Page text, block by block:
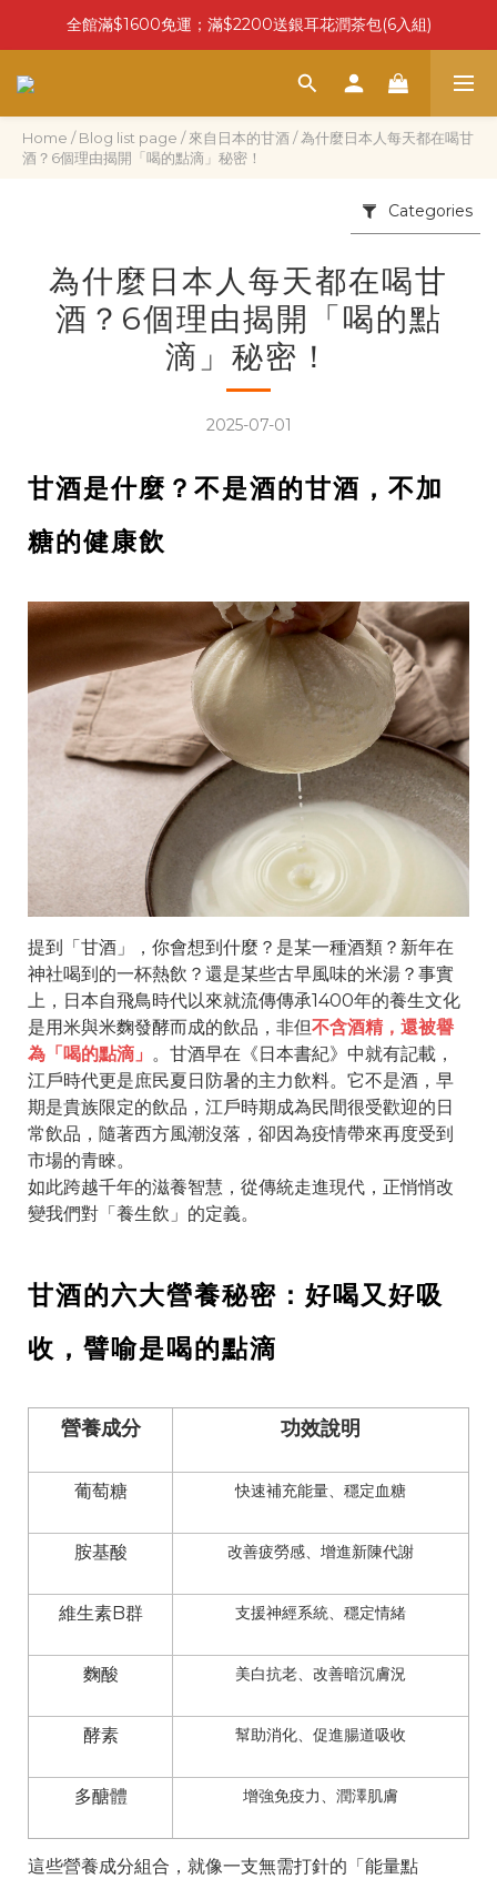
全館滿$1600免運；滿$2200送銀耳花潤茶包(6入組)
Home /Blog list page /來自日本的甘酒/為什麼日本人每天都在喝甘
酒？6個理由揭開「喝的點滴」秘密！
Categories
為什麼日本人每天都在喝甘
酒？6個理由揭開「喝的點
滴」秘密！
2025-07-01
甘酒是什麼？不是酒的甘酒，不加
糖的健康飲
提到「甘酒」，你會想到什麼？是某一種酒類？新年在
神社喝到的一杯熱飲？還是某些古早風味的米湯？事實
上，日本自飛鳥時代以來就流傳傳承1400年的養生文化
是用米與米麴發酵而成的飲品，非但不含酒精，還被譽
為「喝的點滴」 。甘酒早在《日本書紀》中就有記載，
江戶時代更是庶民夏日防暑的主力飲料。它不是酒，早
期是貴族限定的飲品，江戶時期成為民間很受歡迎的日
常飲品，隨著西方風潮沒落，卻因為疫情帶來再度受到
市場的青睞。
如此跨越千年的滋養智慧，從傳統走進現代，正悄悄改
變我們對「養生飲」的定義。
甘酒的六大營養秘密：好喝又好吸
收，譬喻是喝的點滴
營養成分 功效說明
葡萄糖 快速補充能量、穩定血糖
胺基酸 改善疲勞感、增進新陳代謝
維生素B群 支援神經系統、穩定情緒
麴酸 美白抗老、改善暗沉膚況
酵素 幫助消化、促進腸道吸收
多醣體 增強免疫力、潤澤肌膚
這些營養成分組合，就像一支無需打針的「能量點